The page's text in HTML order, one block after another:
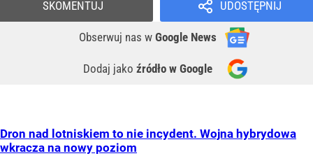
UDOSTĘPNIJ
Obserwuj nas w Google News
Dodaj jako źródło w Google
SKOMENTUJ
Dron nad lotniskiem to nie incydent. Wojna hybrydowa
wkracza na nowy poziom